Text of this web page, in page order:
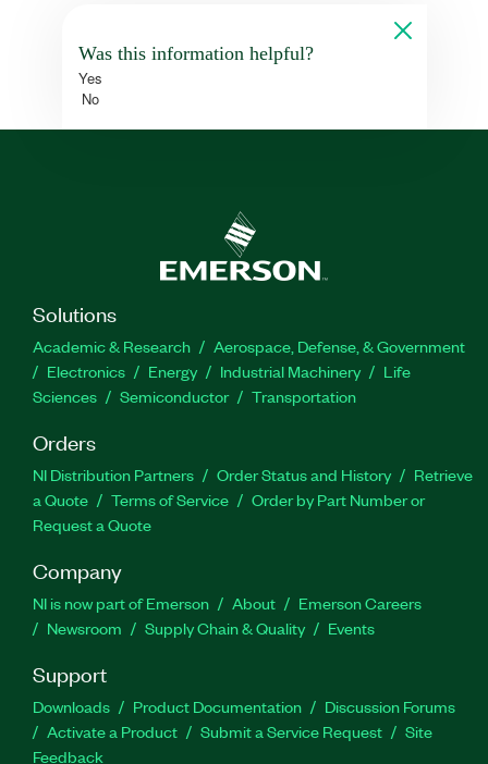
Was this information helpful?
Yes
No
Solutions
Academic & Research
Aerospace, Defense, & Government
Electronics
Energy Industrial Machinery
Life
Sciences
Semiconductor Transportation
Orders
NI Distribution Partners Order Status and History
Retrieve
a Quote
Terms of Service
Order by Part Number or
Request a Quote
Company
NI is now part of Emerson About
Emerson Careers
Newsroom
Supply Chain & Quality Events
Support
Downloads Product Documentation
Discussion Forums
Activate a Product
Submit a Service Request
Site
Feedback